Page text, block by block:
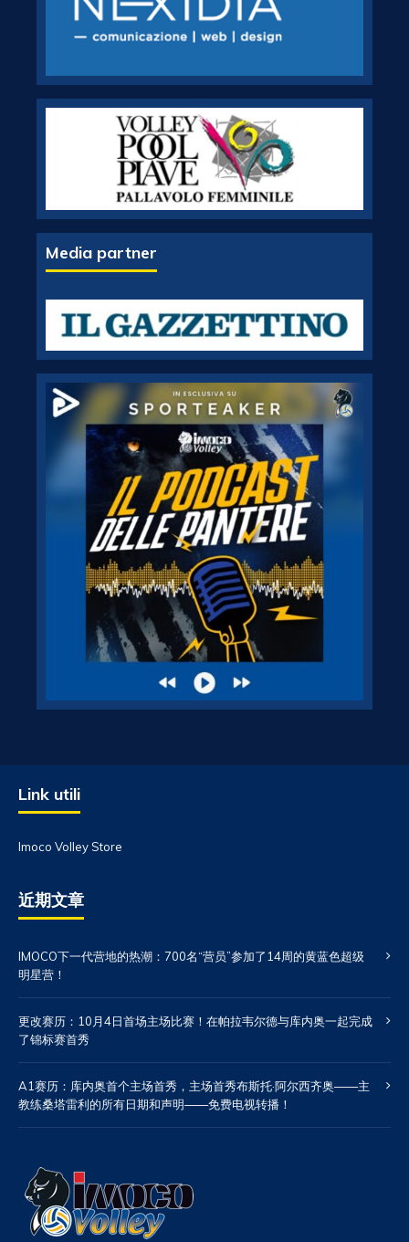
Media partner
Link utili
Imoco Volley Store
近期文章
IMOCO下一代营地的热潮：700名“营员”参加了14周的黄蓝色超级
明星营！
更改赛历：10月4日首场主场比赛！在帕拉韦尔德与库内奥一起完成
了锦标赛首秀
A1赛历：库内奥首个主场首秀，主场首秀布斯托·阿尔西齐奥——主
教练桑塔雷利的所有日期和声明——免费电视转播！